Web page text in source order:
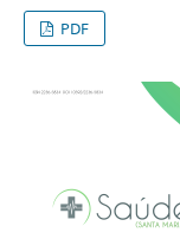
PDF